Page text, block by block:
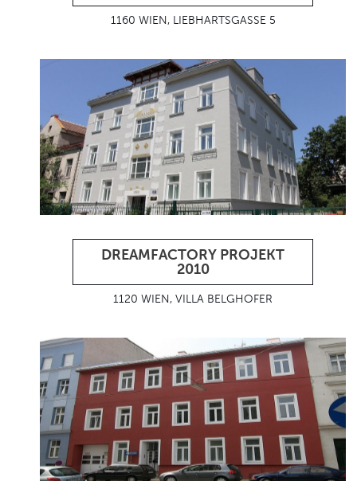
1160 WIEN, LIEBHARTSGASSE 5
DREAMFACTORY PROJEKT
2010
1120 WIEN, VILLA BELGHOFER